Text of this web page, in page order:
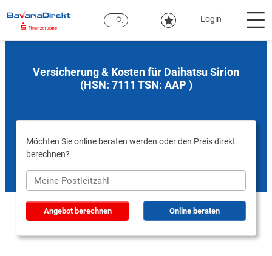
Hauptinhalt
Login
Versicherung & Kosten für Daihatsu Sirion
(HSN: 7111 TSN: AAP )
Möchten Sie online beraten werden oder den Preis direkt
berechnen?
Angebot berechnen Online beraten